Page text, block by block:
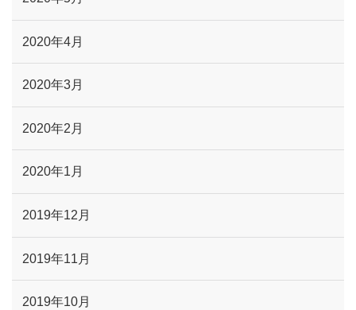
2020年4月
2020年3月
2020年2月
2020年1月
2019年12月
2019年11月
2019年10月